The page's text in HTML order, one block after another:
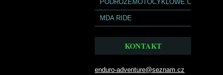
PODROZEMOTOCYKLOWE.COM
MDA RIDE
KONTAKT
enduro-adventure@seznam.cz